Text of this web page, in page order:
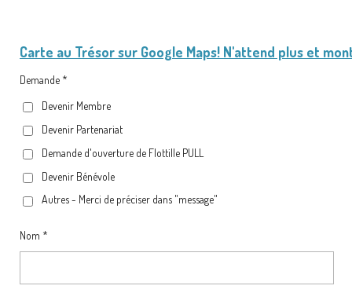
Carte au Trésorsur Google Maps! N'attend plus et
Demande *
Devenir Membre
Devenir Partenariat
Demande d'ouverture de Flottille PULL
Devenir Bénévole
Autres - Merci de préciser dans "message"
Nom *